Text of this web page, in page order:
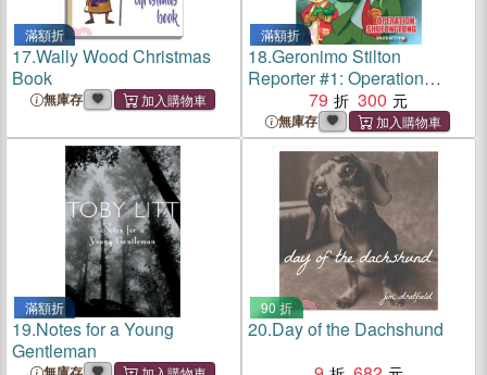
滿額折
17.Wally Wood Christmas
Book
無庫存
滿額折
18.Geronimo Stilton
Reporter #1: Operation
Shufongfong (Graphic
Novel)
79 300
無庫存
滿額折
19.Notes for a Young
Gentleman
90 折
20.Day of the Dachshund